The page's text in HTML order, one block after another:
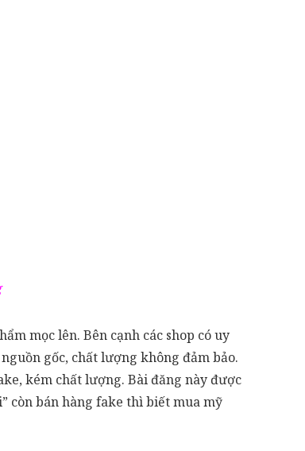
mọc lên. Bên cạnh các shop có uy
gốc, chất lượng không đảm bảo.
kém chất lượng. Bài đăng này được
còn bán hàng fake thì biết mua mỹ